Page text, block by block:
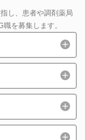
し、患者や調剤薬局
を募集します。